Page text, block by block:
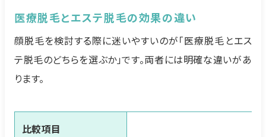
医療脱毛とエステ脱毛の効果の違い
顔脱毛を検討する際に迷いやすいのが「医療脱毛とエス
テ脱毛のどちらを選ぶか」です。両者には明確な違いがあ
ります。
比較項目